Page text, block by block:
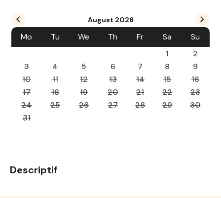
August 2026
Mo Tu We Th Fr Sa
Su
1
2
3
4 5 6 7 8
9
10
11 12 13 14 15
16
17
18 19 20 21 22
23
24
25 26 27 28 29
30
31
Descriptif